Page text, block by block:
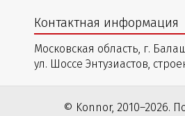
Контактная информация
Московская область, г.
ул. Шоссе Энтузиастов,
© Konnor, 2010–2026.